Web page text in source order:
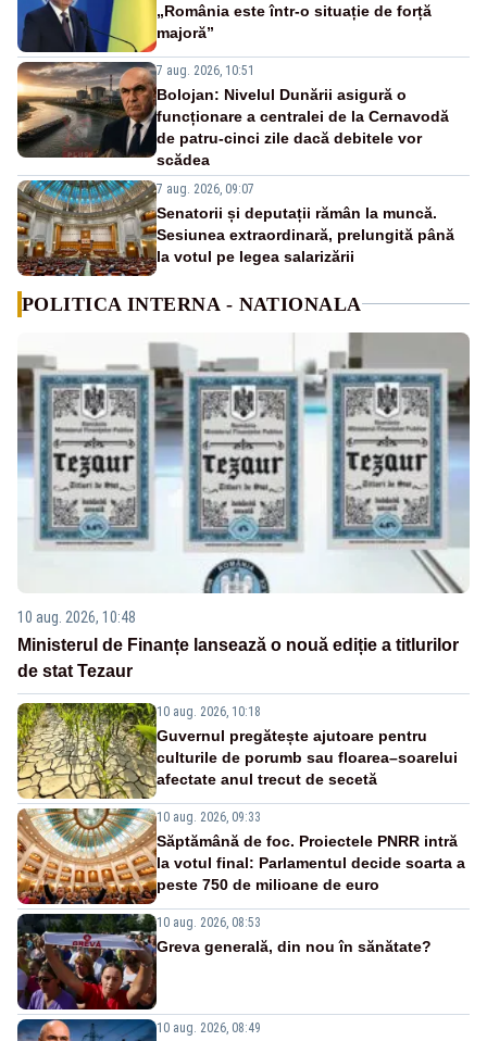
„România este într-o situație de forță
majoră”
7 aug. 2026, 10:51
Bolojan: Nivelul Dunării asigură o
funcționare a centralei de la Cernavodă
de patru-cinci zile dacă debitele vor
scădea
7 aug. 2026, 09:07
Senatorii și deputații rămân la muncă.
Sesiunea extraordinară, prelungită până
la votul pe legea salarizării
POLITICA INTERNA - NATIONALA
10 aug. 2026, 10:48
Ministerul de Finanțe lansează o nouă ediție a titlurilor
de stat Tezaur
10 aug. 2026, 10:18
Guvernul pregătește ajutoare pentru
culturile de porumb sau floarea–soarelui
afectate anul trecut de secetă
10 aug. 2026, 09:33
Săptămână de foc. Proiectele PNRR intră
la votul final: Parlamentul decide soarta a
peste 750 de milioane de euro
10 aug. 2026, 08:53
Greva generală, din nou în sănătate?
10 aug. 2026, 08:49